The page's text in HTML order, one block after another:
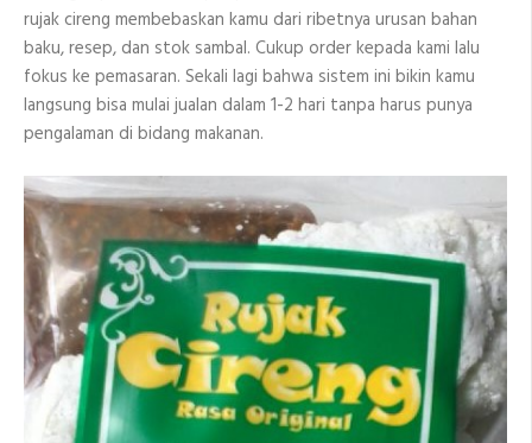
rujak cireng membebaskan kamu dari ribetnya urusan bahan
baku, resep, dan stok sambal. Cukup order kepada kami lalu
fokus ke pemasaran. Sekali lagi bahwa sistem ini bikin kamu
langsung bisa mulai jualan dalam 1-2 hari tanpa harus punya
pengalaman di bidang makanan.